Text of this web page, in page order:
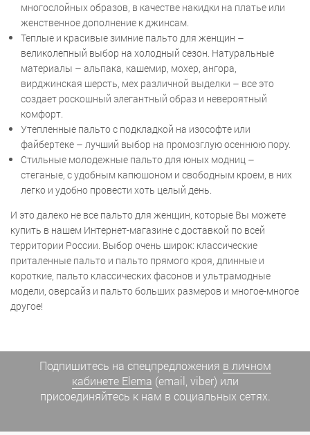
многослойных образов, в качестве накидки на платье или
женственное дополнение к джинсам.
Теплые и красивые зимние пальто для женщин –
великолепный выбор на холодный сезон. Натуральные
материалы – альпака, кашемир, мохер, ангора,
вирджинская шерсть, мех различной выделки – все это
создает роскошный элегантный образ и невероятный
комфорт.
Утепленные пальто с подкладкой на изософте или
файбертеке – лучший выбор на промозглую осеннюю пору.
Стильные молодежные пальто для юных модниц –
стеганые, с удобным капюшоном и свободным кроем, в них
легко и удобно провести хоть целый день.
И это далеко не все пальто для женщин, которые Вы можете
купить в нашем Интернет-магазине с доставкой по всей
территории России. Выбор очень широк: классические
приталенные пальто и пальто прямого кроя, длинные и
короткие, пальто классических фасонов и ультрамодные
модели, оверсайз и пальто больших размеров и многое-многое
другое!
Подпишитесь на спецпредложения в личном
кабинете Elema (email, viber) или
присоединяйтесь к нам в социальных сетях.